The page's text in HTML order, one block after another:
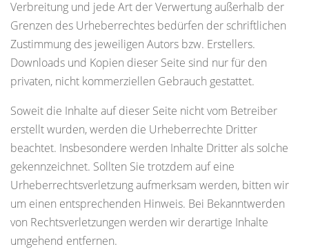
Verbreitung und jede Art der Verwertung außerhalb der
Grenzen des Urheberrechtes bedürfen der schriftlichen
Zustimmung des jeweiligen Autors bzw. Erstellers.
Downloads und Kopien dieser Seite sind nur für den
privaten, nicht kommerziellen Gebrauch gestattet.
Soweit die Inhalte auf dieser Seite nicht vom Betreiber
erstellt wurden, werden die Urheberrechte Dritter
beachtet. Insbesondere werden Inhalte Dritter als solche
gekennzeichnet. Sollten Sie trotzdem auf eine
Urheberrechtsverletzung aufmerksam werden, bitten wir
um einen entsprechenden Hinweis. Bei Bekanntwerden
von Rechtsverletzungen werden wir derartige Inhalte
umgehend entfernen.